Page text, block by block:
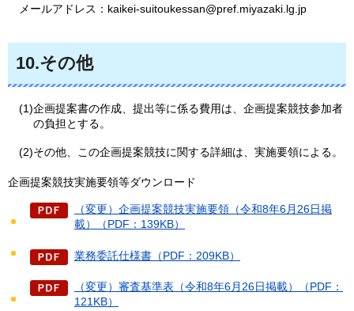
メールアドレス：kaikei-suitoukessan@pref.miyazaki.lg.jp
10.その他
(1)企画提案書の作成、提出等に係る費用は、企画提案競技参加者
の負担とする。
(2)その他、この企画提案競技に関する詳細は、実施要領による。
企画提案競技実施要領等ダウンロード
（変更）企画提案競技実施要領（令和8年6月26日掲
載）（PDF：139KB）
業務委託仕様書（PDF：209KB）
（変更）審査基準表（令和8年6月26日掲載）（PDF：
121KB）